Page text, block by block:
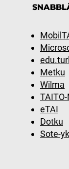
Metku
Wilma
eTAI
Dotku
Sote-